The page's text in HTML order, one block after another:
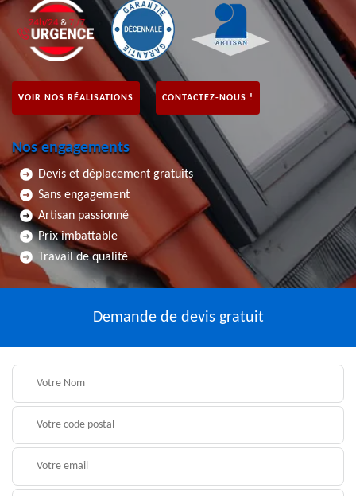
VOIR NOS RÉALISATIONS CONTACTEZ-NOUS !
Nos engagements
Devis et déplacement gratuits
Sans engagement
Artisan passionné
Prix imbattable
Travail de qualité
Demande de devis gratuit